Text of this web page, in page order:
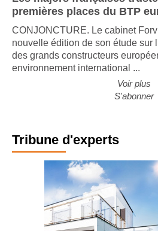
Les majors françaises
premières places du BTP
CONJONCTURE. Le cabinet
nouvelle édition de son étude sur
des grands constructeurs
Voir plus
Tribune d'experts